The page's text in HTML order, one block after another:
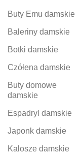
Buty Emu damskie
Baleriny damskie
Botki damskie
Czółena damskie
Buty domowe
damskie
Espadryl damskie
Japonk damskie
Kalosze damskie